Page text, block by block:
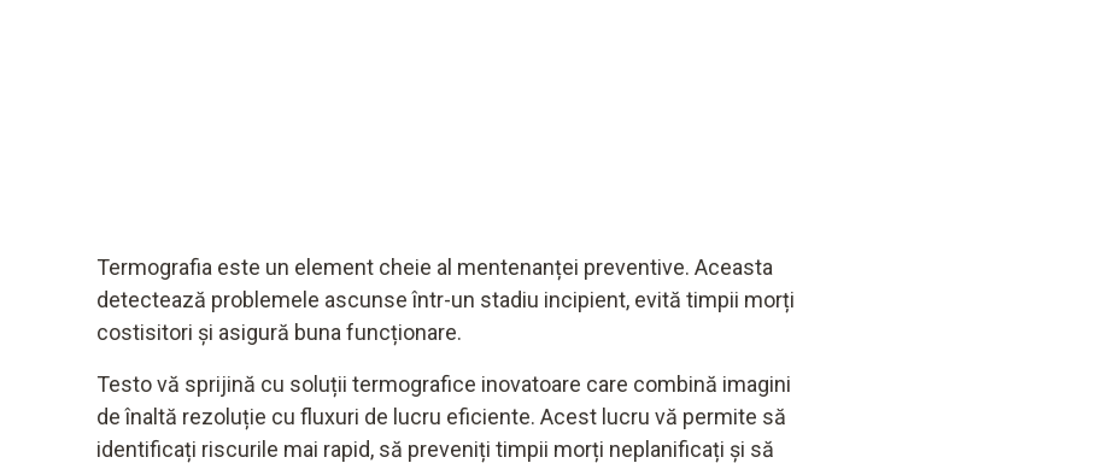
Termografia este un element cheie al mentenanței preventive. Aceasta
detectează problemele ascunse într-un stadiu incipient, evită timpii morți
costisitori și asigură buna funcționare.
Testo vă sprijină cu soluții termografice inovatoare care combină imagini
de înaltă rezoluție cu fluxuri de lucru eficiente. Acest lucru vă permite să
identificați riscurile mai rapid, să preveniți timpii morți neplanificați și să